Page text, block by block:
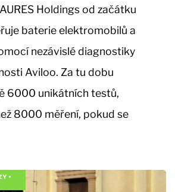
Holdings od začátku
baterie elektromobilů a
nezávislé diagnostiky
Aviloo. Za tu dobu
6000 unikátních testů,
8000 měření, pokud se
•